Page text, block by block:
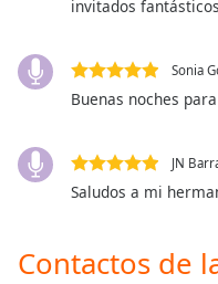
Color
Caption
Color
invitados
Sonia
Buenas noches
JN
Saludos a mi
Contactos de